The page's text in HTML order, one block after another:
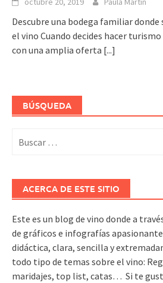
Descubre una bodega familiar
el vino Cuando decides hacer
con una amplia oferta [...]
BÚSQUEDA
ACERCA DE ESTE SITIO
Este es un blog de vino donde a
de gráficos e infografías
didáctica, clara, sencilla y
todo tipo de temas sobre el vino:
maridajes, top list, catas… Si te